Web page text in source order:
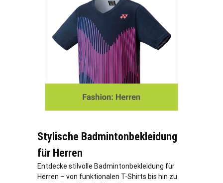
Stylische Badmintonbekleidung
für Herren
Entdecke stilvolle Badmintonbekleidung für
Herren – von funktionalen T-Shirts bis hin zu